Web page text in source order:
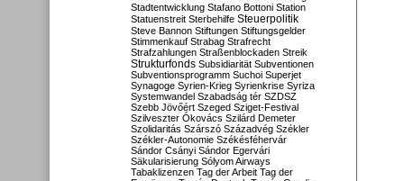
Stadtentwicklung Stafano Bottoni Station
Statuenstreit Sterbehilfe Steuerpolitik
Steve Bannon Stiftungen Stiftungsgelder
Stimmenkauf Strabag Strafrecht
Strafzahlungen Straßenblockaden Streik
Strukturfonds Subsidiarität Subventionen
Subventionsprogramm Suchoi Superjet
Synagoge Syrien-Krieg Syrienkrise Syriza
Systemwandel Szabadság tér SZDSZ
Szebb Jövőért Szeged Sziget-Festival
Szilveszter Ókovács Szilárd Demeter
Szolidaritás Szárszó Századvég Székler
Székler-Autonomie Székésféhervár
Sándor Csányi Sándor Egervári
Säkularisierung Sólyom Airways
Tabaklizenzen Tag der Arbeit Tag der